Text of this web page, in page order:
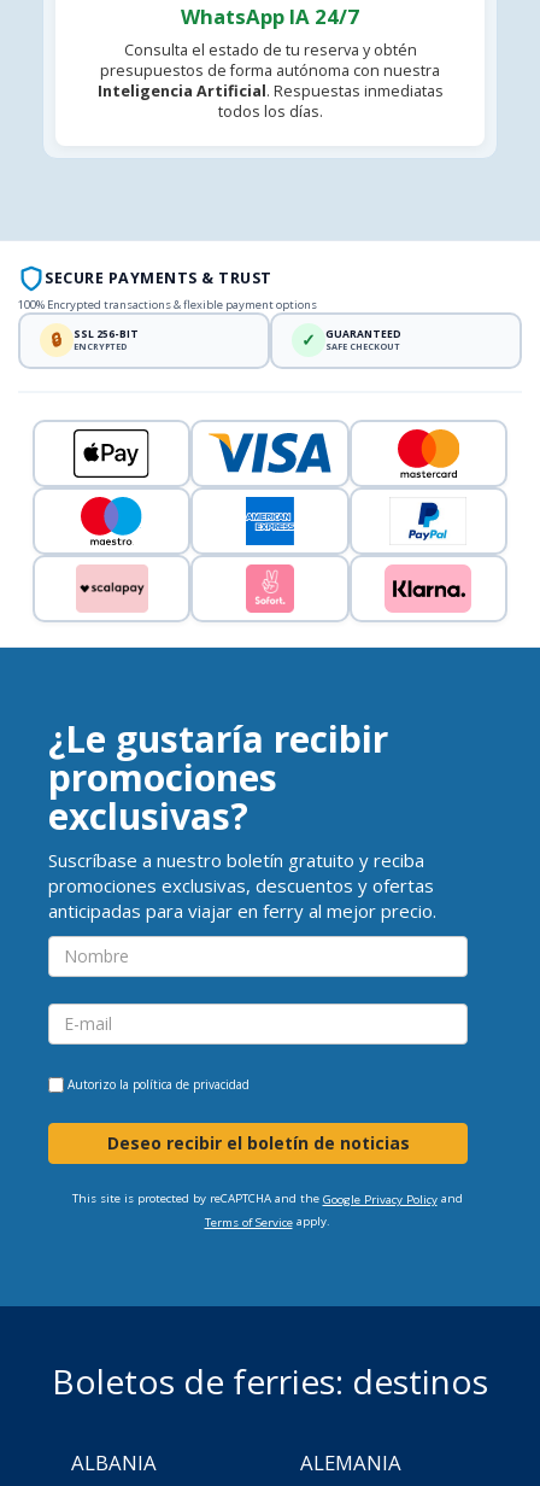
WhatsApp IA 24/7
Consulta el estado de tu reserva y obtén
presupuestos de forma autónoma con nuestra
Inteligencia Artificial. Respuestas inmediatas
todos los días.
SECURE PAYMENTS & TRUST
100% Encrypted transactions & flexible payment options
🔒 SSL 256-BIT
ENCRYPTED ✓ GUARANTEED
SAFE CHECKOUT
¿Le gustaría recibir
promociones
exclusivas?
Suscríbase a nuestro boletín gratuito y reciba
promociones exclusivas, descuentos y ofertas
anticipadas para viajar en ferry al mejor precio.
Autorizo la política de privacidad
Deseo recibir el boletín de noticias
This site is protected by reCAPTCHA and the Google Privacy Policyand
Terms of Serviceapply.
Boletos de ferries: destinos
ALBANIA
ALEMANIA